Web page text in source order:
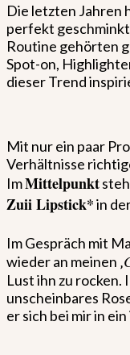
Die letzten Jahren
perfekt
Routine gehörten
Spot-on,
dieser Trend
Mit nur ein paar
Verhältnisse
ImMittelpunkt
Zuii Lipstick*in
Im Gespräch mit
wieder an meinen ‚
Lust ihn zu rocken.
unscheinbares
er sich bei mir in